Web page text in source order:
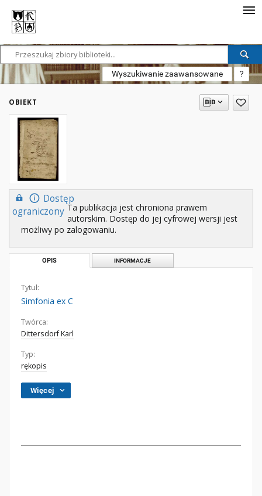
Wyszukiwanie zaawansowane ?
OBIEKT
Dostęp
ograniczony Ta publikacja jest chroniona prawem
autorskim. Dostęp do jej cyfrowej wersji jest
możliwy po zalogowaniu.
OPIS INFORMACJE
Tytuł:
Simfonia ex C
Twórca:
Dittersdorf Karl
Typ:
rękopis
Więcej